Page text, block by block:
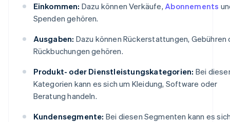
Einkommen: Dazu können Verkäufe, Abonnements
Spenden gehören.
Ausgaben: Dazu können Rückerstattungen, Gebühren
Rückbuchungen gehören.
Produkt- oder Dienstleistungskategorien: Bei
Kategorien kann es sich um Kleidung, Software oder
Beratung handeln.
Kundensegmente: Bei diesen Segmenten kann es